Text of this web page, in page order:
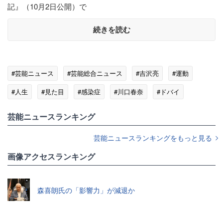
記』（10月2日公開）で
続きを読む
#芸能ニュース #芸能総合ニュース #吉沢亮
#運動
#人生
#見た目 #感染症 #川口春奈
#ドバイ
芸能ニュースランキング
芸能ニュースランキングをもっと見る
画像アクセスランキング
森喜朗氏の「影響力」が減退か